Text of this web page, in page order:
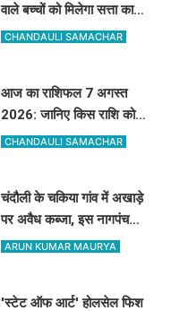
वाले बच्चों को मिलेगा सत्ता का
सुख, बच्चों पर मेहरबान रहेंगे
CHANDAULI SAMACHAR
आज का राशिफल 7 अगस्त
2026: जानिए किस राशि को
मिलेगा अधिकारियों का साथ और
CHANDAULI SAMACHAR
चंदौली के चकिया गांव में अखाड़े
पर अवैध कब्जा, इस नागपंचमी
भी सूना रहेगा पारंपरिक खेल का
ARUN KUMAR MAURYA
'स्टेट ऑफ आर्ट' होलसेल फिश